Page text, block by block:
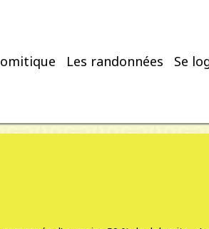
Les randonnées Se